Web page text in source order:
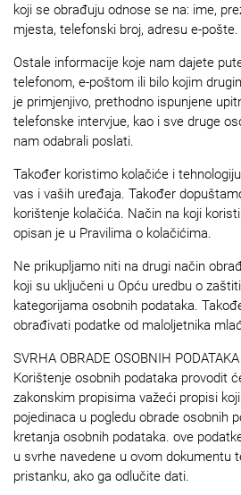
koji se obrađuju odnose se na: ime,
mjesta, telefonski broj, adresu e-pošte.
Ostale informacije koje nam dajete
telefonom, e-poštom ili bilo kojim
je primjenjivo, prethodno ispunjene
telefonske intervjue, kao i sve druge
nam odabrali poslati.
Također koristimo kolačiće i
vas i vaših uređaja. Također
korištenje kolačića. Način na koji
opisan je u Pravilima o kolačićima.
Ne prikupljamo niti na drugi način
koji su uključeni u Opću uredbu o
kategorijama osobnih podataka.
obrađivati podatke od maloljetnika
SVRHA OBRADE OSOBNIH PODATAKA
Korištenje osobnih podataka provodit
zakonskim propisima važeći propisi
pojedinaca u pogledu obrade osobnih
kretanja osobnih podataka. ove
u svrhe navedene u ovom dokumentu
pristanku, ako ga odlučite dati.